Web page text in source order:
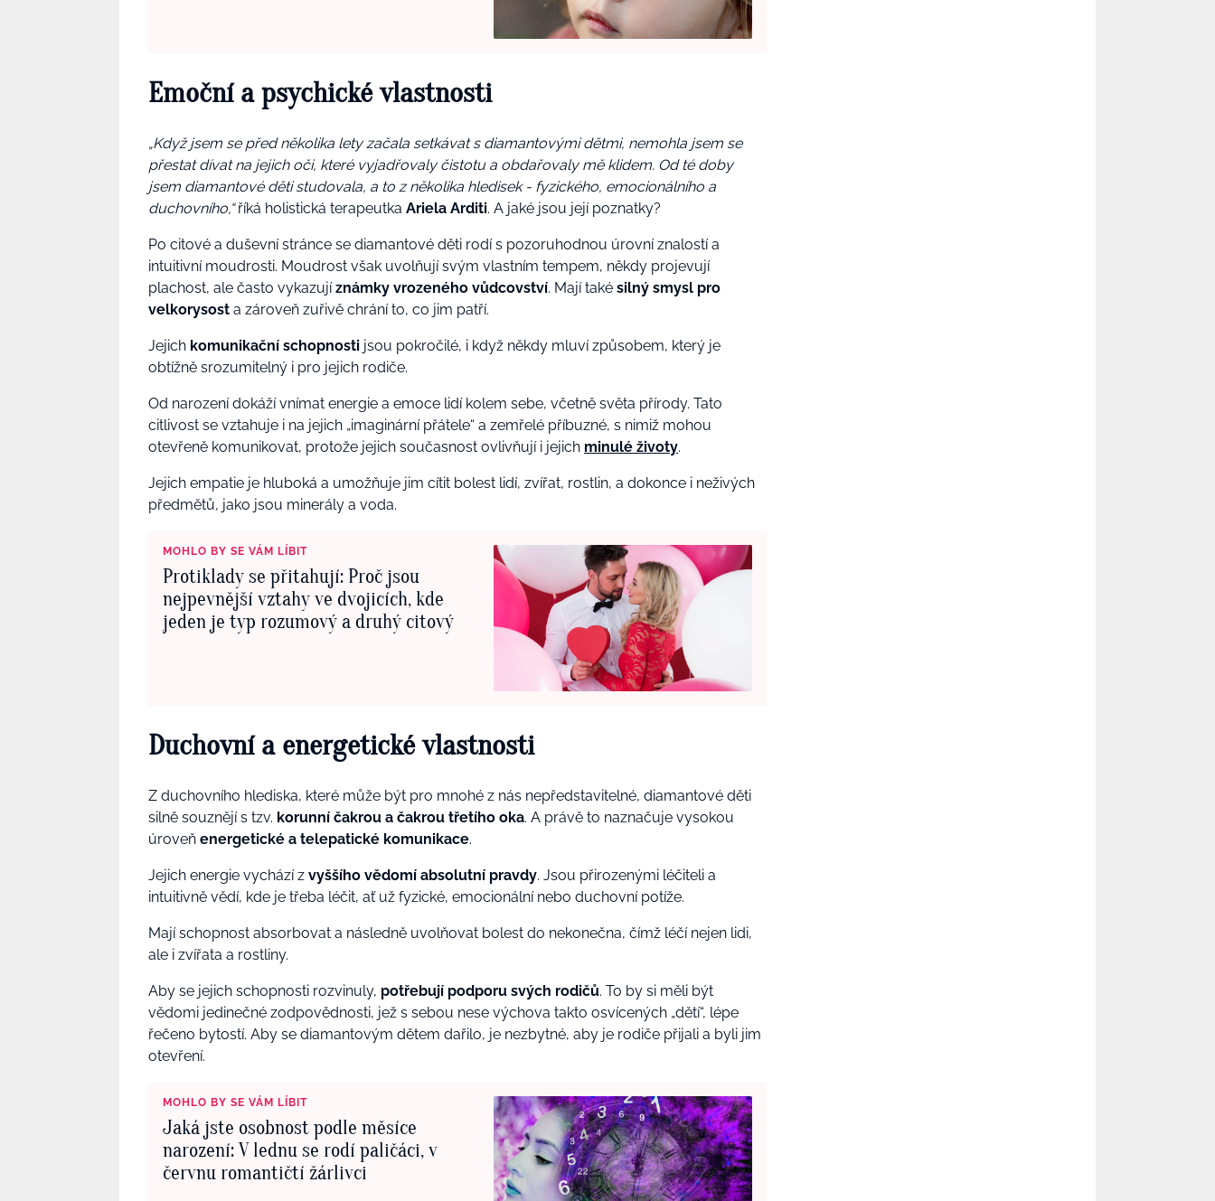
Emoční a psychické vlastnosti
„Když jsem se před několika lety začala setkávat s diamantovými dětmi, nemohla jsem se
přestat dívat na jejich oči, které vyjadřovaly čistotu a obdařovaly mě klidem. Od té doby
jsem diamantové děti studovala, a to z několika hledisek - fyzického, emocionálního a
duchovního,“říká holistická terapeutka Ariela Arditi. A jaké jsou její poznatky?
Po citové a duševní stránce se diamantové děti rodí s pozoruhodnou úrovní znalostí a
intuitivní moudrosti. Moudrost však uvolňují svým vlastním tempem, někdy projevují
plachost, ale často vykazujíznámky vrozeného vůdcovství. Mají také silný smysl pro
velkorysost a zároveň zuřivě chrání to, co jim patří.
Jejich komunikační schopnosti jsou pokročilé, i když někdy mluví způsobem, který je
obtížně srozumitelný i pro jejich rodiče.
Od narození dokáží vnímat energie a emoce lidí kolem sebe, včetně světa přírody. Tato
citlivost se vztahuje i na jejich „imaginární přátele“ a zemřelé příbuzné, s nimiž mohou
otevřeně komunikovat, protože jejich současnost ovlivňují i jejich minulé životy.
Jejich empatie je hluboká a umožňuje jim cítit bolest lidí, zvířat, rostlin, a dokonce i neživých
předmětů, jako jsou minerály a voda.
MOHLO BY SE VÁM LÍBIT
Protiklady se přitahují: Proč jsou
nejpevnější vztahy ve dvojicích, kde
jeden je typ rozumový a druhý citový
Duchovní a energetické vlastnosti
Z duchovního hlediska, které může být pro mnohé z nás nepředstavitelné, diamantové děti
silně souznějí s tzv. korunní čakrou a čakrou třetího oka. A právě to naznačuje vysokou
úroveň energetické a telepatické komunikace.
Jejich energie vychází z vyššího vědomí absolutní pravdy. Jsou přirozenými léčiteli a
intuitivně vědí, kde je třeba léčit, ať už fyzické, emocionální nebo duchovní potíže.
Mají schopnost absorbovat a následně uvolňovat bolest do nekonečna, čímž léčí nejen lidi,
ale i zvířata a rostliny.
Aby se jejich schopnosti rozvinuly, potřebují podporu svých rodičů. To by si měli být
vědomi jedinečné zodpovědnosti, jež s sebou nese výchova takto osvícených „dětí“, lépe
řečeno bytostí. Aby se diamantovým dětem dařilo, je nezbytné, aby je rodiče přijali a byli jim
otevření.
MOHLO BY SE VÁM LÍBIT
Jaká jste osobnost podle měsíce
narození: V lednu se rodí paličáci, v
červnu romantičtí žárlivci